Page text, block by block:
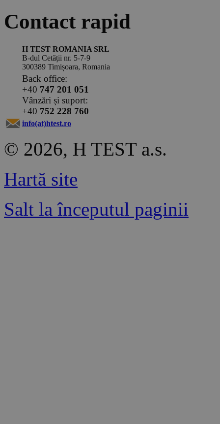
Contact rapid
H TEST ROMANIA SRL
B-dul Cetății nr. 5-7-9
300389 Timișoara, Romania
Back office:
+40 747 201 051
Vânzări și suport:
+40 752 228 760
info(at)htest.ro
© 2026, H TEST a.s.
Hartă site
Salt la începutul paginii